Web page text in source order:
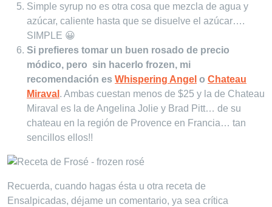
Simple syrup no es otra cosa que mezcla de agua y
azúcar, caliente hasta que se disuelve el azúcar….
SIMPLE 😀
Si prefieres tomar un buen rosado de precio
módico, pero sin hacerlo frozen, mi
recomendación es Whispering Angel o Chateau
Miraval . Ambas cuestan menos de $25 y la de Chateau
Miraval es la de Angelina Jolie y Brad Pitt… de su
chateau en la región de Provence en Francia… tan
sencillos ellos!!
Recuerda, cuando hagas ésta u otra receta de
Ensalpicadas, déjame un comentario, ya sea crítica